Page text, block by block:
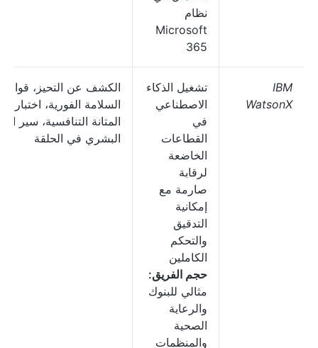
نظام
Microsoft
365
IBM
WatsonX
تشغيل الذكاء
الاصطناعي
في
القطاعات
الخاضعة
لرقابة
صارمة مع
إمكانية
التدقيق
والتحكم
الكاملين
حجم الفريق:
مثالي للبنوك
والرعاية
الصحية
والمنظمات
الكشف عن التحيز، قوالب
السلامة الفورية، اختبار
المتانة التنافسية، سير
البشري في الحلقة